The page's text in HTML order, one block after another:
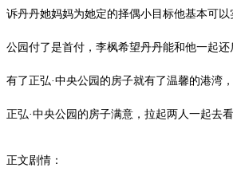
诉丹丹她妈妈为她定的择偶小目标他基本可以
公园付了是首付，李枫希望丹丹能和他一起
有了正弘·中央公园的房子就有了温馨的港湾
正弘·中央公园的房子满意，拉起两人一起去看
正文剧情：